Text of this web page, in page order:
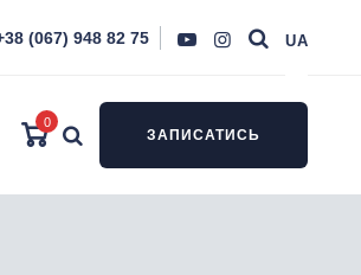
(067) 948 82 75 UA
0
ЗАПИСАТИСЬ